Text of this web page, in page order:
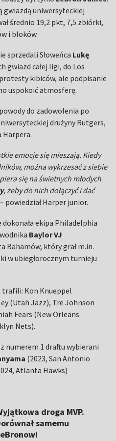
gwiazdą uniwersyteckiej
średnio 19,2 pkt, 7,5 zbiórki,
i bloków.
sprzedali Słoweńca Lukę
gwiazd całej ligi, do Los
kibiców, ale podpisanie
uspokoić atmosferę.
do zadowolenia po
drużyny Rutgers,
Harpera.
emocje się mieszają. Kiedy
można wykrzesać z siebie
się na świetnych młodych
, żeby do nich dołączyć i dać
powiedział Harper junior.
ekipa Philadelphia
Baylor VJ
Bahamów, który grał m.in.
w ubiegłorocznym turnieju
trafili: Kon Knueppel
(Utah Jazz), Tre Johnson
Fears (New Orleans
Nets).
numerem 1 draftu wybierani
(2023, San Antonio
Atlanta Hawks)
droga MVP.
samemu